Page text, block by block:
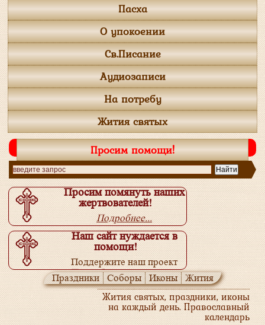
Пасха
О упокоении
Св.Писание
Аудиозаписи
На потребу
Жития святых
Просим помощи!
Просим помянуть наших
жертвователей!
Подробнее...
Наш сайт нуждается в
помощи!
Поддержите наш проект
Подробнее...
Праздники Соборы Иконы Жития
Жития святых, праздники, иконы
на каждый день. Православный
календарь